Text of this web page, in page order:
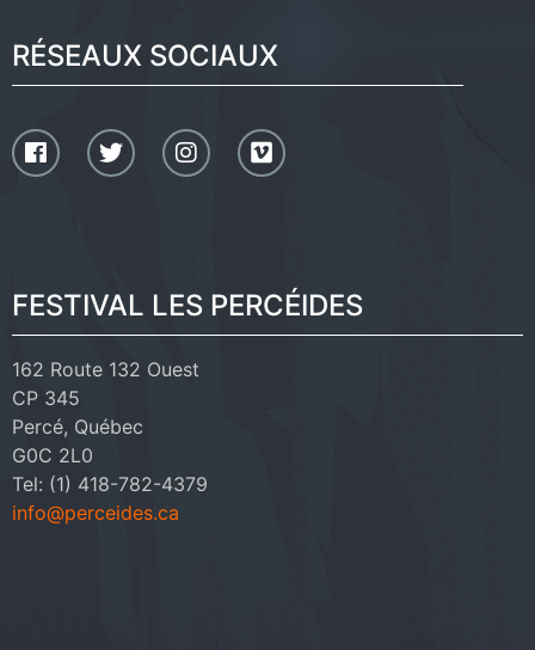
RÉSEAUX SOCIAUX
FESTIVAL LES PERCÉIDES
162 Route 132 Ouest
CP 345
Percé, Québec
G0C 2L0
Tel: (1) 418-782-4379
info@perceides.ca